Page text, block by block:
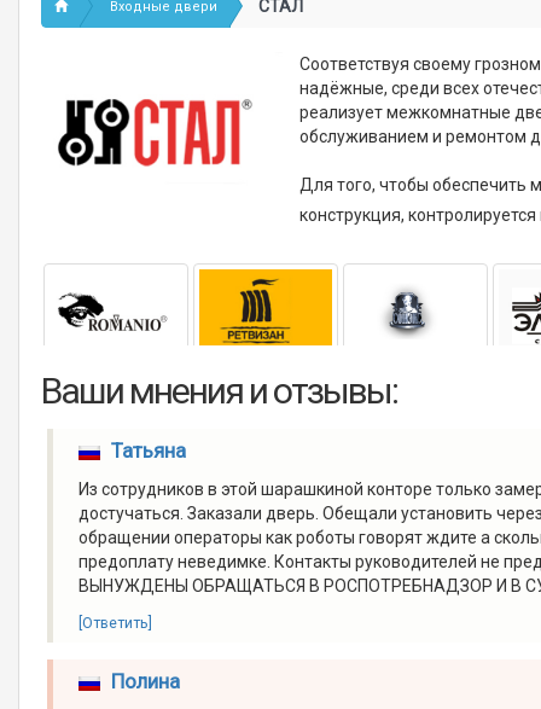
Входные двери СТАЛ
Соответствуя своему
надёжные, среди всех
реализует межкомнатные
обслуживанием и ремонтом
Для того, чтобы обеспечить
конструкция,
Ваши мнения и отзывы:
Татьяна
Из сотрудников в этой шарашкиной конторе только
достучаться. Заказали дверь. Обещали установить
обращении операторы как роботы говорят ждите а
предоплату неведимке. Контакты руководителей
ВЫНУЖДЕНЫ ОБРАЩАТЬСЯ В РОСПОТРЕБНАДЗОР И В
[Ответить]
Полина